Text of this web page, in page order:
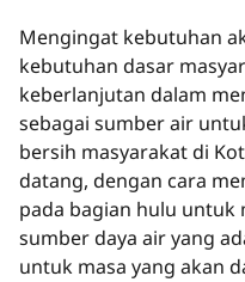
Mengingat kebutuhan
kebutuhan dasar
keberlanjutan dalam
sebagai sumber air
bersih masyarakat di
datang, dengan cara
pada bagian hulu untuk
sumber daya air yang
untuk masa yang akan